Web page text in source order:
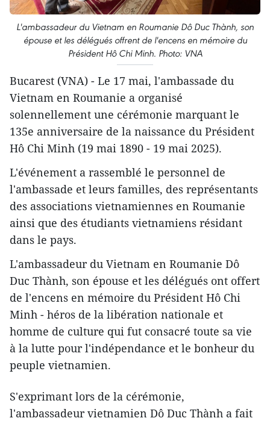
L'ambassadeur du Vietnam en Roumanie Dô Duc Thành, son
épouse et les délégués offrent de l'encens en mémoire du
Président Hô Chi Minh. Photo: VNA
Bucarest (VNA) - Le 17 mai, l'ambassade du
Vietnam en Roumanie a organisé
solennellement une cérémonie marquant le
135e anniversaire de la naissance du Président
Hô Chi Minh (19 mai 1890 - 19 mai 2025).
L'événement a rassemblé le personnel de
l'ambassade et leurs familles, des représentants
des associations vietnamiennes en Roumanie
ainsi que des étudiants vietnamiens résidant
dans le pays.
L'ambassadeur du Vietnam en Roumanie Dô
Duc Thành, son épouse et les délégués ont offert
de l'encens en mémoire du Président Hô Chi
Minh - héros de la libération nationale et
homme de culture qui fut consacré toute sa vie
à la lutte pour l'indépendance et le bonheur du
peuple vietnamien.
S'exprimant lors de la cérémonie,
l'ambassadeur vietnamien Dô Duc Thành a fait